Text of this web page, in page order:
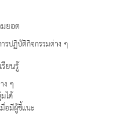
ยอด
รปฏิบัติกิจกรรมต่าง ๆ
ยนรู้
ง ๆ
ได้
มื่อมีผู้ชี้แนะ